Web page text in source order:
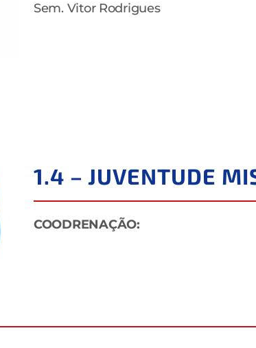
Sem. Vitor Rodrigues
1.4 – JUVENTUDE
COODRENAÇÃO: